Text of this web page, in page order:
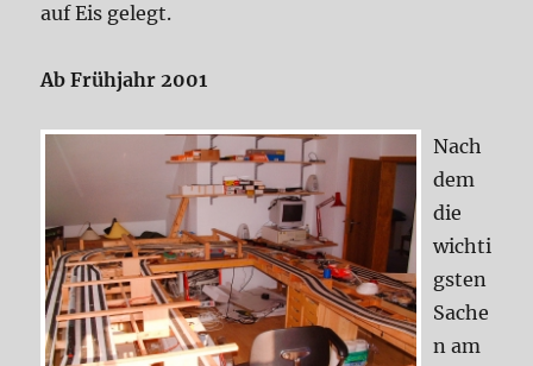
auf Eis gelegt.
Ab Frühjahr 2001
Nach
dem
die
wichti
gsten
Sache
n am